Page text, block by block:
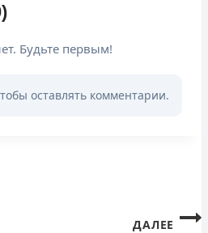
Будьте первым!
оставлять комментарии.
ДАЛЕЕ